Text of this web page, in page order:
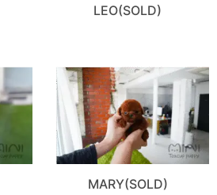
LEO(SOLD)
MARY(SOLD)